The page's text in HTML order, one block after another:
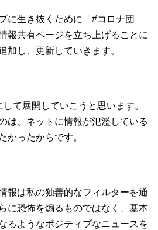
に生き抜くために「#コロナ団
報共有ページを立ち上げることに
加し、更新していきます。
て展開していこうと思います。
は、ネットに情報が氾濫している
かったからです。
報は私の独善的なフィルターを通
に恐怖を煽るものではなく、基本
るようなポジティブなニュースを